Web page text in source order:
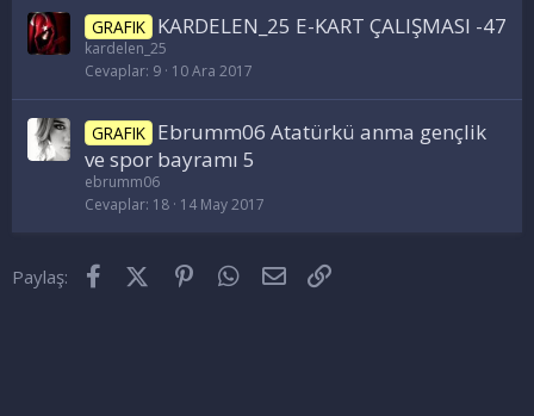
GRAFIK KARDELEN_25 E-KART ÇALIŞMASI -47
kardelen_25
Cevaplar 9 10 Ara 2017
GRAFIK Ebrumm06 Atatürkü anma gençlik
ve spor bayramı 5
ebrumm06
Cevaplar 18 14 May 2017
Paylaş: FacebookX (Twitter)PinterestWhatsApp
E-posta